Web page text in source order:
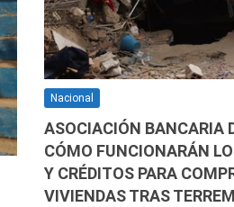
Nacional
ASOCIACIÓN BANCARIA
CÓMO FUNCIONARÁN
Y CRÉDITOS PARA
VIVIENDAS TRAS